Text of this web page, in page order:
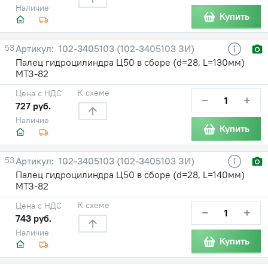
Наличие
Купить
53
102-3405103 (102-3405103 ЗИ)
Палец гидроцилиндра Ц50 в сборе (d=28, L=130мм)
МТЗ-82
Наличие
Цена с НДС
727 руб.
К схеме − +
Купить
53
102-3405103 (102-3405103 ЗИ)
Палец гидроцилиндра Ц50 в сборе (d=28, L=140мм)
МТЗ-82
Наличие
Цена с НДС
743 руб.
К схеме − +
Купить